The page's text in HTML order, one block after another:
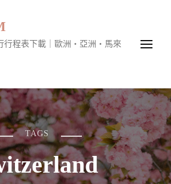
行程表下載｜歐洲・亞洲・馬來
TAGS